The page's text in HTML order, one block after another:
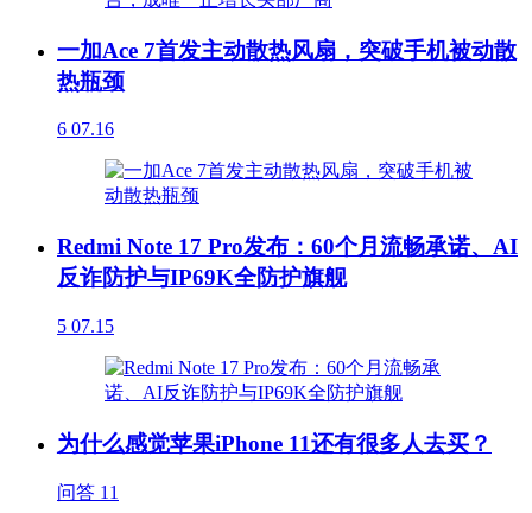
一加Ace 7首发主动散热风扇，突破手机被动散
热瓶颈
6 07.16
Redmi Note 17 Pro发布：60个月流畅承诺、AI
反诈防护与IP69K全防护旗舰
5 07.15
为什么感觉苹果iPhone 11还有很多人去买？
问答 11